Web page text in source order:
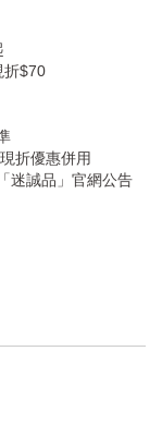
折$70
折優惠併用
迷誠品」官網公告